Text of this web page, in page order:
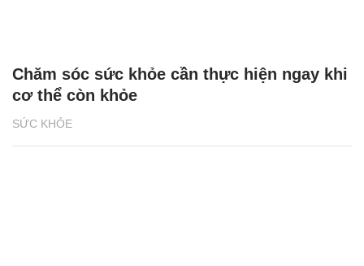
SỨC KHỎE
Chăm sóc sức khỏe cần thực hiện ngay khi
cơ thể còn khỏe